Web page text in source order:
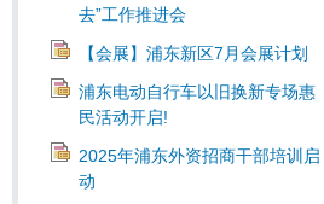
去”工作推进会
【会展】浦东新区7月会展计划
浦东电动自行车以旧换新专场惠
民活动开启!
2025年浦东外资招商干部培训启
动